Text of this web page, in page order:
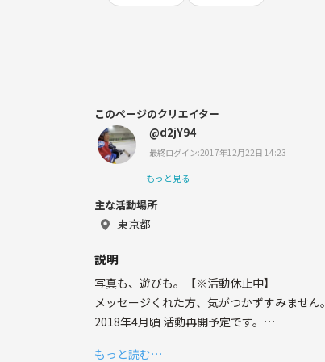
このページのクリエイター
@d2jY94
最終ログイン:2017年12月22日 14:23
もっと見る
主な活動場所
東京都
説明
写真も、遊びも。【※活動休止中】
メッセージくれた方、気がつかずすみません。
2018年4月頃 活動再開予定です。
もっと読む…